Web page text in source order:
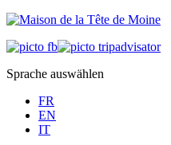
Sprache auswählen
FR
EN
IT